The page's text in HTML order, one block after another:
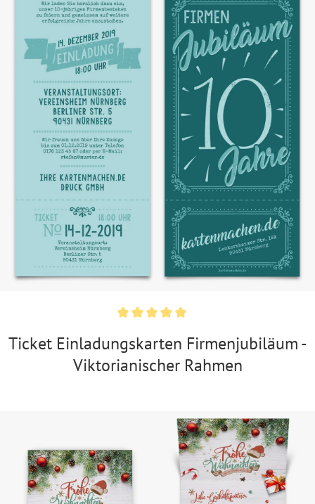
Ticket Einladungskarten Firmenjubiläum -
Viktorianischer Rahmen